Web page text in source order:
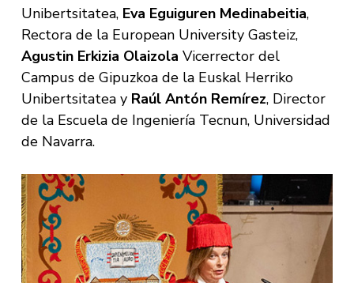
Unibertsitatea, Eva Eguiguren Medinabeitia,
Rectora de la European University Gasteiz,
Agustin Erkizia Olaizola Vicerrector del
Campus de Gipuzkoa de la Euskal Herriko
Unibertsitatea y Raúl Antón Remírez, Director
de la Escuela de Ingeniería Tecnun, Universidad
de Navarra.